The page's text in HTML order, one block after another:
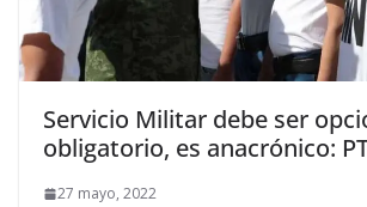
Servicio Militar debe ser
obligatorio, es anacrónico:
27 mayo, 2022